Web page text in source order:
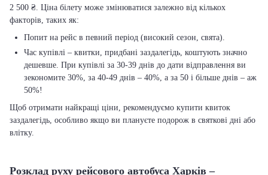
2 500 ₴. Ціна білету може змінюватися залежно від кількох
факторів, таких як:
Попит на рейс в певний період (високий сезон, свята).
Час купівлі – квитки, придбані заздалегідь, коштують значно
дешевше. При купівлі за 30-39 днів до дати відправлення ви
зекономите 30%, за 40-49 днів – 40%, а за 50 і більше днів – аж
50%!
Щоб отримати найкращі ціни, рекомендуємо купити квиток
заздалегідь, особливо якщо ви плануєте подорож в святкові дні або
влітку.
Розклад руху рейсового автобуса Харків –